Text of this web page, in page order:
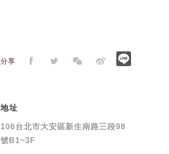
分享
地址
106台北市大安區新生南路三段98
號B1~3F